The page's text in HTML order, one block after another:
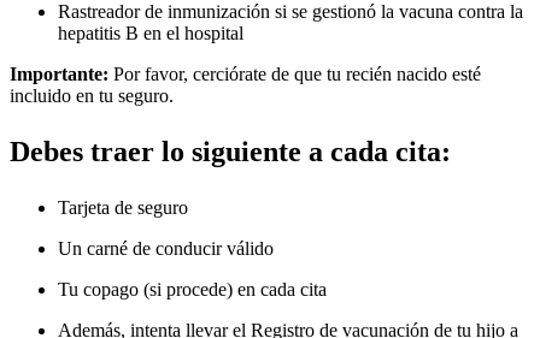
Rastreador de inmunización si se gestionó la vacuna contra la
hepatitis B en el hospital
Importante: Por favor, cerciórate de que tu recién nacido esté
incluido en tu seguro.
Debes traer lo siguiente a cada cita:
Tarjeta de seguro
Un carné de conducir válido
Tu copago (si procede) en cada cita
Además, intenta llevar el Registro de vacunación de tu hijo a